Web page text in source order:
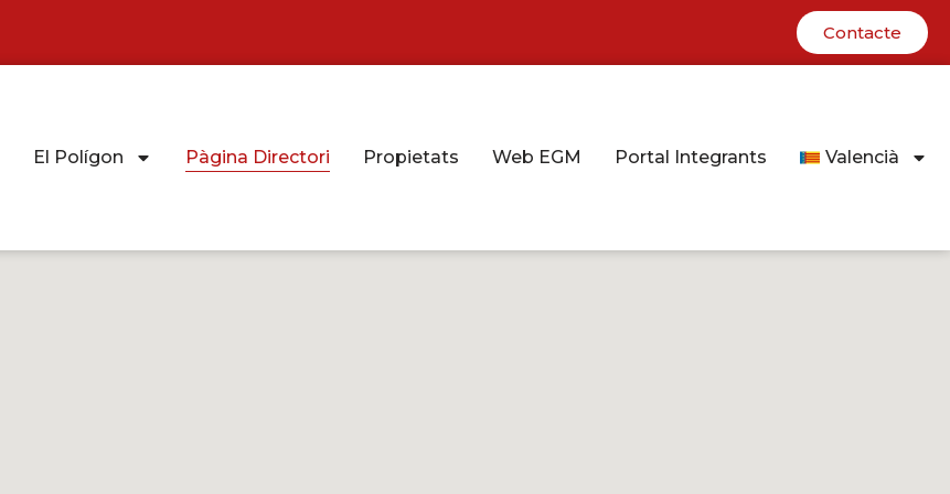
Contacte
El Polígon Pàgina Directori Propietats Web EGM Portal Integrants Valencià